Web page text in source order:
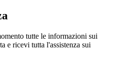
tutte le informazioni sui
e ricevi tutta l'assistenza sui